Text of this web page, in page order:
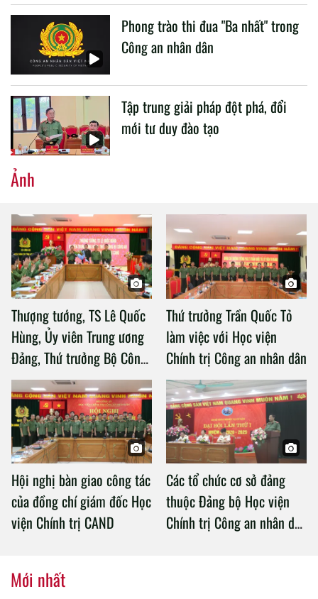
Phong trào thi đua "Ba nhất" trong
Công an nhân dân
Tập trung giải pháp đột phá, đổi
mới tư duy đào tạo
Ảnh
Thượng tướng, TS Lê Quốc
Hùng, Ủy viên Trung ương
Đảng, Thứ trưởng Bộ Công
an làm việc với Học viện
Chính trị Công an nhân dân
Thứ trưởng Trần Quốc Tỏ
làm việc với Học viện
Chính trị Công an nhân dân
Hội nghị bàn giao công tác
của đồng chí giám đốc Học
viện Chính trị CAND
Các tổ chức cơ sở đảng
thuộc Đảng bộ Học viện
Chính trị Công an nhân dân
Mới nhất